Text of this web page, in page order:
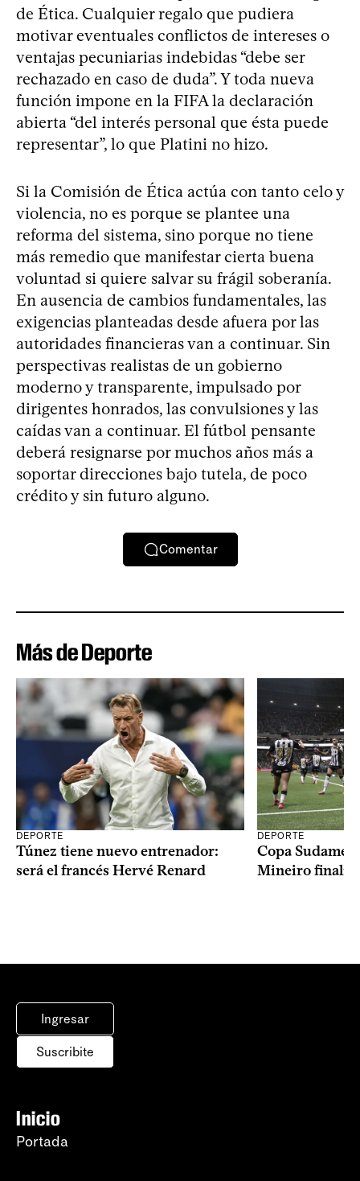
de Ética. Cualquier regalo que pudiera
motivar eventuales conflictos de intereses o
ventajas pecuniarias indebidas “debe ser
rechazado en caso de duda”. Y toda nueva
función impone en la FIFA la declaración
abierta “del interés personal que ésta puede
representar”, lo que Platini no hizo.
Si la Comisión de Ética actúa con tanto celo y
violencia, no es porque se plantee una
reforma del sistema, sino porque no tiene
más remedio que manifestar cierta buena
voluntad si quiere salvar su frágil soberanía.
En ausencia de cambios fundamentales, las
exigencias planteadas desde afuera por las
autoridades financieras van a continuar. Sin
perspectivas realistas de un gobierno
moderno y transparente, impulsado por
dirigentes honrados, las convulsiones y las
caídas van a continuar. El fútbol pensante
deberá resignarse por muchos años más a
soportar direcciones bajo tutela, de poco
crédito y sin futuro alguno.
Comentar
Más de Deporte
DEPORTE
Túnez tiene nuevo entrenador:
será el francés Hervé Renard
DEPORTE
Copa
Mineiro
Ingresar
Suscribite
Inicio
Portada